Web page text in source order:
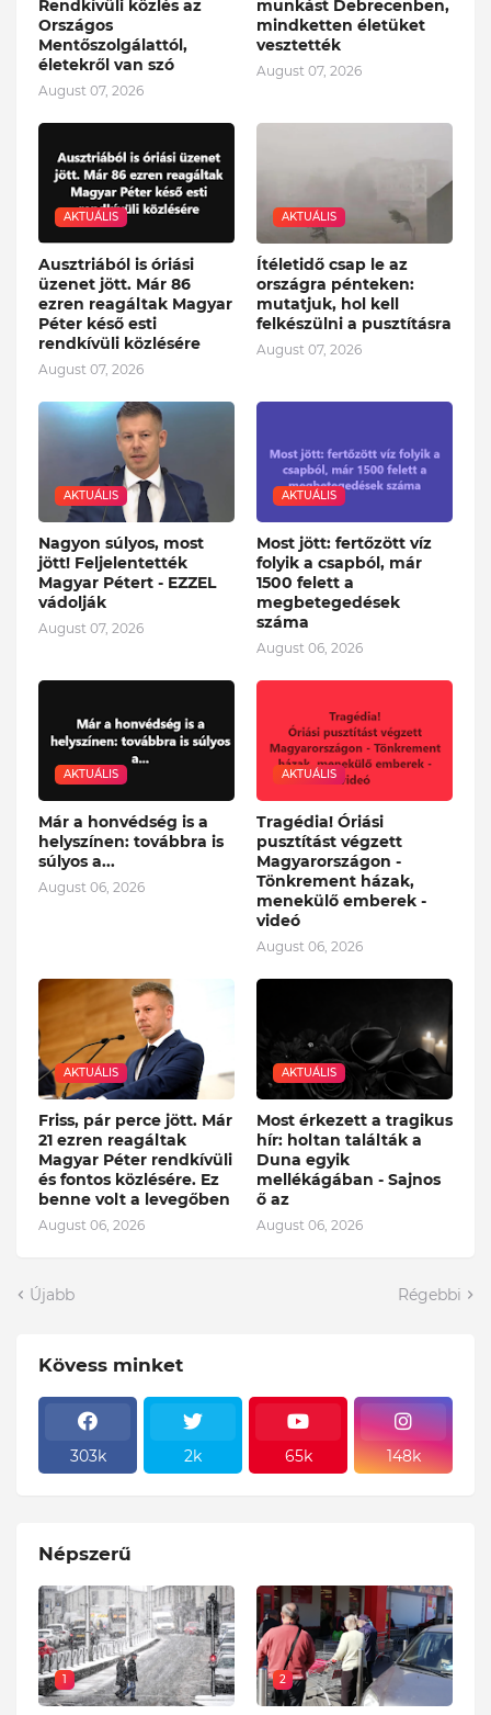
Rendkívüli közlés az
Országos
Mentőszolgálattól,
életekről van szó
August 07, 2026
munkást Debrecenben,
mindketten életüket
vesztették
August 07, 2026
AKTUÁLIS
Ausztriából is óriási
üzenet jött. Már 86
ezren reagáltak Magyar
Péter késő esti
rendkívüli közlésére
August 07, 2026
AKTUÁLIS
Ítéletidő csap le az
országra pénteken:
mutatjuk, hol kell
felkészülni a pusztításra
August 07, 2026
AKTUÁLIS
Nagyon súlyos, most
jött! Feljelentették
Magyar Pétert - EZZEL
vádolják
August 07, 2026
AKTUÁLIS
Most jött: fertőzött víz
folyik a csapból, már
1500 felett a
megbetegedések
száma
August 06, 2026
AKTUÁLIS
Már a honvédség is a
helyszínen: továbbra is
súlyos a...
August 06, 2026
AKTUÁLIS
Tragédia! Óriási
pusztítást végzett
Magyarországon -
Tönkrement házak,
menekülő emberek -
videó
August 06, 2026
AKTUÁLIS
Friss, pár perce jött. Már
21 ezren reagáltak
Magyar Péter rendkívüli
és fontos közlésére. Ez
benne volt a levegőben
August 06, 2026
AKTUÁLIS
Most érkezett a tragikus
hír: holtan találták a
Duna egyik
mellékágában - Sajnos
ő az
August 06, 2026
Újabb Régebbi
Kövess minket
303k 2k 65k 148k
Népszerű
1 2